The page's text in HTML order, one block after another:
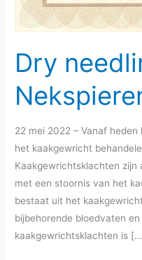
Dry
22 mei 2022 – Vanaf
het kaakgewricht
Kaakgewrichtsklachten zijn
met een stoornis van het
bestaat uit het
bijbehorende bloedvaten
kaakgewrichtsklachten is